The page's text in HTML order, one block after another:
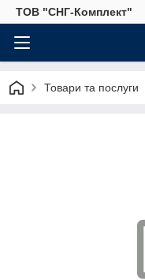
ТОВ "СНГ-Комплект"
Товари та послуги